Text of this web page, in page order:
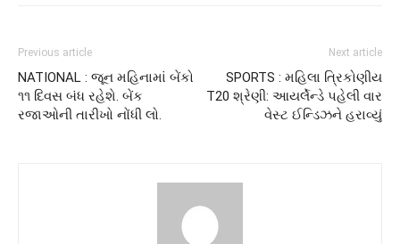
Previous article
NATIONAL : જૂન મહિનામાં બેંકો
૧૧ દિવસ બંધ રહેશે. બેંક
રજાઓની તારીખો નોંધી લો.
Next article
SPORTS : મહિલા ત્રિકોણીય
T20 શ્રેણી: આયર્લેન્ડે પહેલી વાર
વેસ્ટ ઈન્ડિઝને હરાવ્યું